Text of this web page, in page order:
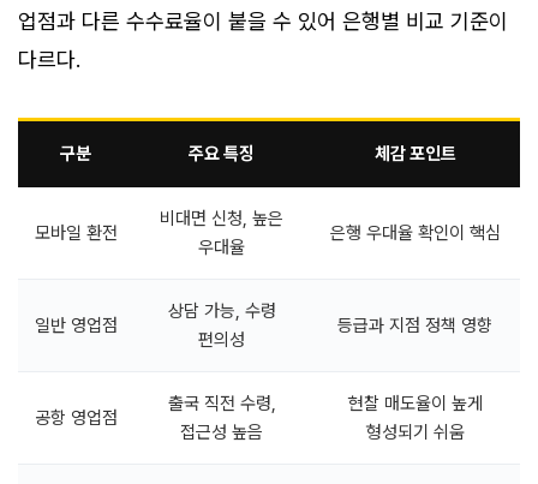
업점과 다른 수수료율이 붙을 수 있어 은행별 비교 기준이
다르다.
구분 주요 특징 체감 포인트
모바일 환전
비대면 신청, 높은
우대율
은행 우대율 확인이 핵심
일반 영업점
상담 가능, 수령
편의성
등급과 지점 정책 영향
공항 영업점
출국 직전 수령,
접근성 높음
현찰 매도율이 높게
형성되기 쉬움